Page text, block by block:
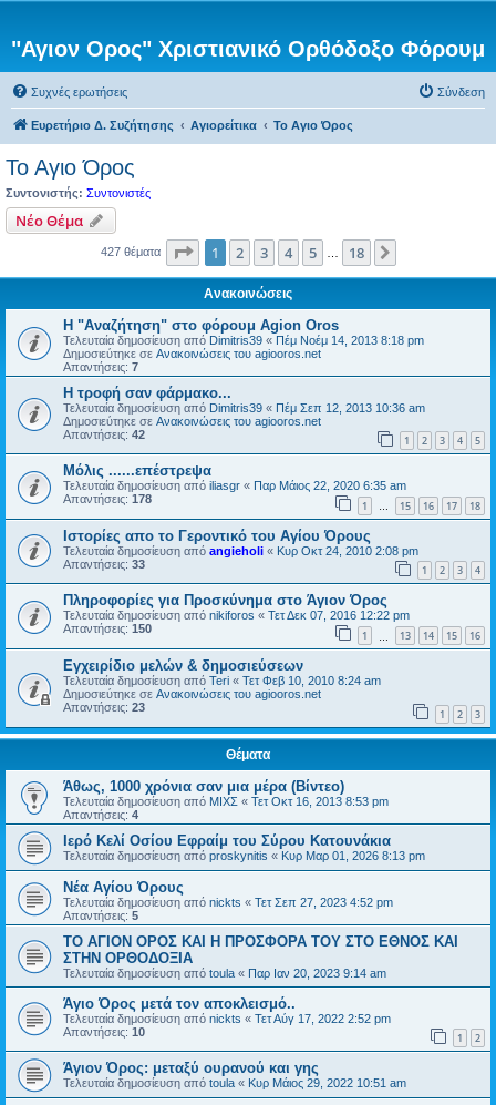
"Αγιον Ορος" Χριστιανικό Ορθόδοξο Φόρουμ
Συχνές ερωτήσεις Σύνδεση
Ευρετήριο Δ. Συζήτησης Αγιορείτικα Το Αγιο Όρος
Το Αγιο Όρος
Συντονιστής: Συντονιστές
Νέο Θέμα
427 θέματα Σελίδα από18
1 2 3 4 5 18
Ανακοινώσεις
Η "Αναζήτηση" στο φόρουμ Agion Oros
Τελευταία δημοσίευση από Dimitris39 « Πέμ Νοέμ 14, 2013 8:18 pm
Δημοσιεύτηκε σε Ανακοινώσεις του agiooros.net
Απαντήσεις: 7
H τροφή σαν φάρμακο...
Τελευταία δημοσίευση από Dimitris39 « Πέμ Σεπ 12, 2013 10:36 am
Δημοσιεύτηκε σε Ανακοινώσεις του agiooros.net
Απαντήσεις: 42 1 2 3 4 5
Μόλις ......επέστρεψα
Τελευταία δημοσίευση από iliasgr « Παρ Μάιος 22, 2020 6:35 am
Απαντήσεις: 178 1 … 15 16 17 18
Ιστορίες απο το Γεροντικό του Αγίου Όρους
Τελευταία δημοσίευση από angieholi « Κυρ Οκτ 24, 2010 2:08 pm
Απαντήσεις: 33 1 2 3 4
Πληροφορίες για Προσκύνημα στο Άγιον Όρος
Τελευταία δημοσίευση από nikiforos « Τετ Δεκ 07, 2016 12:22 pm
Απαντήσεις: 150 1 13 14 15 16
Εγχειρίδιο μελών & δημοσιεύσεων
Τελευταία δημοσίευση από Teri « Τετ Φεβ 10, 2010 8:24 am
Δημοσιεύτηκε σε Ανακοινώσεις του agiooros.net
Απαντήσεις: 23 1 2 3
Θέματα
Άθως, 1000 χρόνια σαν μια μέρα (Βίντεο)
Τελευταία δημοσίευση από ΜΙΧΣ « Τετ Οκτ 16, 2013 8:53 pm
Απαντήσεις: 4
Ιερό Κελί Οσίου Εφραίμ του Σύρου Κατουνάκια
Τελευταία δημοσίευση από proskynitis « Κυρ Μαρ 01, 2026 8:13 pm
Νέα Αγίου Όρους
Τελευταία δημοσίευση από nickts « Τετ Σεπ 27, 2023 4:52 pm
Απαντήσεις: 5
ΤΟ ΑΓΙΟΝ ΟΡΟΣ ΚΑΙ H ΠΡΟΣΦΟΡΑ ΤΟΥ ΣΤΟ ΕΘΝΟΣ ΚΑΙ
ΣΤΗΝ ΟΡΘΟΔΟΞΙΑ
Τελευταία δημοσίευση από toula « Παρ Ιαν 20, 2023 9:14 am
Άγιο Όρος μετά τον αποκλεισμό..
Τελευταία δημοσίευση από nickts « Τετ Αύγ 17, 2022 2:52 pm
Απαντήσεις: 10 1 2
Άγιον Όρος: μεταξύ ουρανού και γης
Τελευταία δημοσίευση από toula « Κυρ Μάιος 29, 2022 10:51 am